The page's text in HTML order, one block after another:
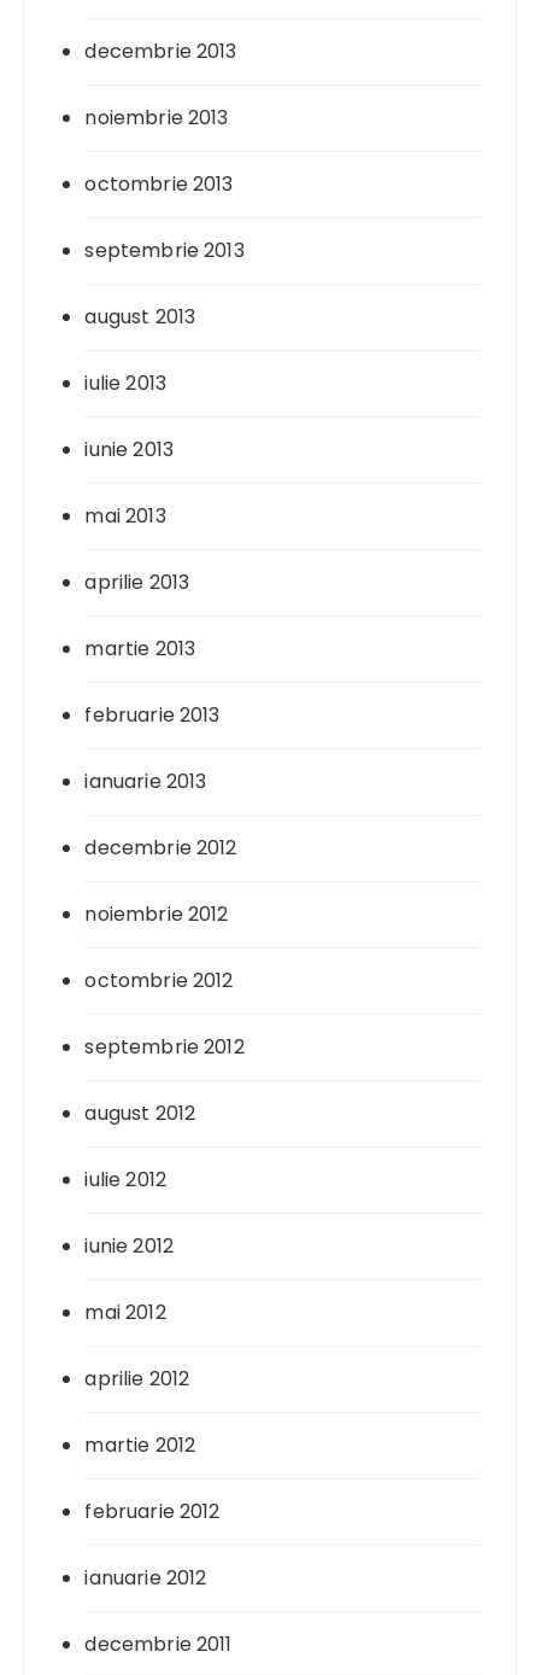
decembrie 2013
noiembrie 2013
octombrie 2013
septembrie 2013
august 2013
iulie 2013
iunie 2013
mai 2013
aprilie 2013
martie 2013
februarie 2013
ianuarie 2013
decembrie 2012
noiembrie 2012
octombrie 2012
septembrie 2012
august 2012
iulie 2012
iunie 2012
mai 2012
aprilie 2012
martie 2012
februarie 2012
ianuarie 2012
decembrie 2011